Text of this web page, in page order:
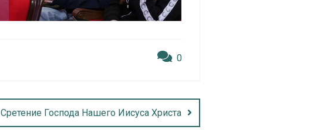
0
Сретение Господа Нашего Иисуса Христа